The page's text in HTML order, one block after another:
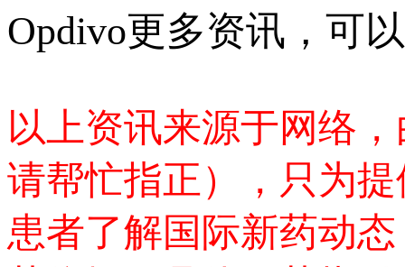
Opdivo更多资讯，可
以上资讯来源于网络
请帮忙指正），只为
患者了解国际新药动